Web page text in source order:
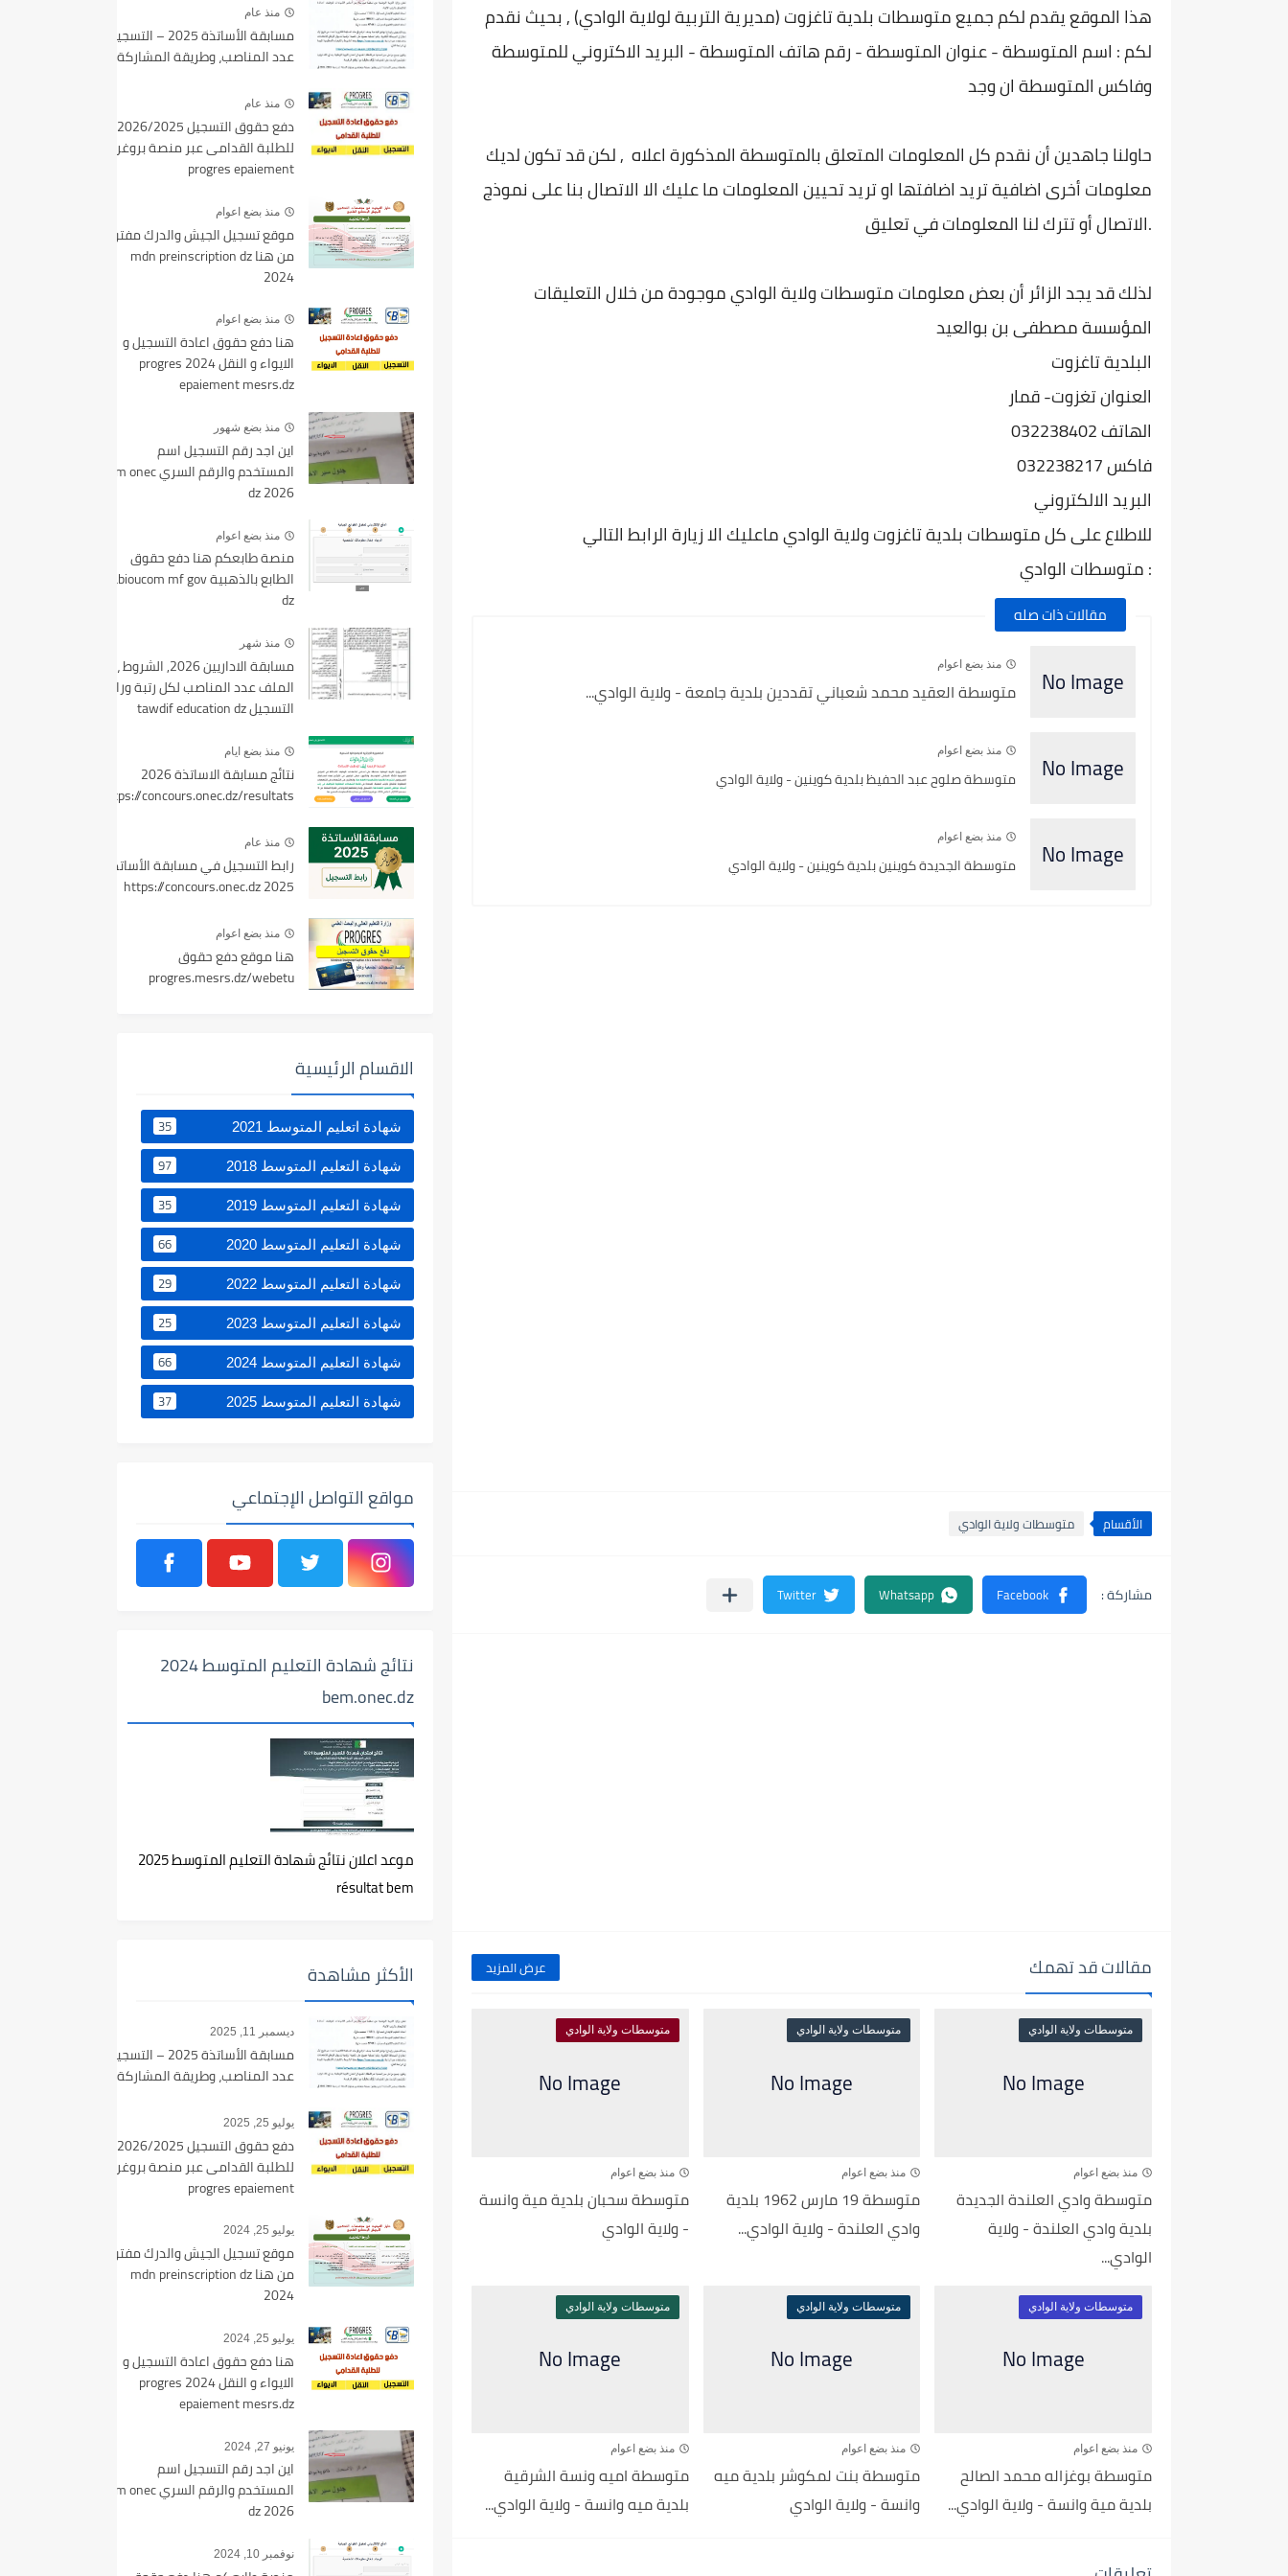
هذا الموقع يقدم لكم جميع متوسطات بلدية تاغزوت (مديرية التربية لولاية الوادي) , بحيث نقدم
لكم : اسم المتوسطة - عنوان المتوسطة - رقم هاتف المتوسطة - البريد الاكتروني للمتوسطة
وفاكس المتوسطة ان وجد
حاولنا جاهدين أن نقدم كل المعلومات المتعلق بالمتوسطة المذكورة اعلاه , لكن قد تكون لديك
معلومات أخرى اضافية تريد اضافتها او تريد تحيين المعلومات ما عليك الا الاتصال بنا على نموذج
الاتصال أو تترك لنا المعلومات في تعليق.
لذلك قد يجد الزائر أن بعض معلومات متوسطات ولاية الوادي موجودة من خلال التعليقات
المؤسسة مصطفى بن بوالعيد
البلدية تاغزوت
العنوان تغزوت- قمار
الهاتف 032238402
فاكس 032238217
البريد الالكتروني
للاطلاع على كل متوسطات بلدية تاغزوت ولاية الوادي ماعليك الا زيارة الرابط التالي
: متوسطات الوادي
مقالات ذات صله
منذ بضع اعوام
متوسطة العقيد محمد شعباني تقددين بلدية جامعة - ولاية الوادي...
منذ بضع اعوام
متوسطة صلوح عبد الحفيظ بلدية كوينين - ولاية الوادي
منذ بضع اعوام
متوسطة الجديدة كوينين بلدية كوينين - ولاية الوادي
الأقسام متوسطات ولاية الوادي
مقالات قد تهمك عرض المزيد
متوسطات ولاية الوادي
منذ بضع اعوام
متوسطة وادي العلندة الجديدة
بلدية وادي العلندة - ولاية
الوادي...
متوسطات ولاية الوادي
منذ بضع اعوام
متوسطة 19 مارس 1962 بلدية
وادي العلندة - ولاية الوادي...
متوسطات ولاية الوادي
منذ بضع اعوام
متوسطة سحبان بلدية مية وانسة
- ولاية الوادي
متوسطات ولاية الوادي
منذ بضع اعوام
متوسطة بوغزاله محمد الصالح
بلدية مية وانسة - ولاية الوادي...
متوسطات ولاية الوادي
منذ بضع اعوام
متوسطة بنت لمكوشر بلدية ميه
وانسة - ولاية الوادي
متوسطات ولاية الوادي
منذ بضع اعوام
متوسطة اميه ونسة الشرقية
بلدية ميه وانسة - ولاية الوادي...
منذ عام
مسابقة الأساتذة 2025 – التسجيل،
عدد المناصب، وطريقة المشاركة
منذ عام
دفع حقوق التسجيل 2026/2025
للطلبة القدامى عبر منصة بروغرس
progres epaiement
منذ بضع اعوام
موقع تسجيل الجيش والدرك مفتوح
من هنا mdn preinscription dz
2024
منذ بضع اعوام
هنا دفع حقوق اعادة التسجيل و
الايواء و النقل 2024 progres
epaiement mesrs.dz
منذ بضع شهور
اين اجد رقم التسجيل اسم
المستخدم والرقم السري bem onec
dz 2026
منذ بضع اعوام
منصة طابعكم هنا دفع حقوق
الطابع بالذهبية tabioucom mf gov
dz
منذ شهر
مسابقة الاداريين 2026, الشروط ،
الملف عدد المناصب لكل رتبة ورابط
التسجيل tawdif education dz
منذ بضع ايام
نتائج مسابقة الاساتذة 2026
https://concours.onec.dz/resultats
منذ عام
رابط التسجيل في مسابقة الأساتذة
2025 https://concours.onec.dz
منذ بضع اعوام
هنا موقع دفع حقوق
progres.mesrs.dz/webetu
الاقسام الرئيسية
شهادة اتعليم المتوسط 2021 35
شهادة التعليم المتوسط 2018 97
شهادة التعليم المتوسط 2019 35
شهادة التعليم المتوسط 2020 66
شهادة التعليم المتوسط 2022 29
شهادة التعليم المتوسط 2023 25
شهادة التعليم المتوسط 2024 66
شهادة التعليم المتوسط 2025 37
مواقع التواصل الإجتماعي
نتائج شهادة التعليم المتوسط 2024
bem.onec.dz
موعد اعلان نتائج شهادة التعليم المتوسط 2025
résultat bem
الأكثر مشاهدة
ديسمبر 11, 2025
مسابقة الأساتذة 2025 – التسجيل،
عدد المناصب، وطريقة المشاركة
يوليو 25, 2025
دفع حقوق التسجيل 2026/2025
للطلبة القدامى عبر منصة بروغرس
progres epaiement
يوليو 25, 2024
موقع تسجيل الجيش والدرك مفتوح
من هنا mdn preinscription dz
2024
يوليو 25, 2024
هنا دفع حقوق اعادة التسجيل و
الايواء و النقل 2024 progres
epaiement mesrs.dz
يونيو 27, 2024
اين اجد رقم التسجيل اسم
المستخدم والرقم السري bem onec
dz 2026
نوفمبر 10, 2024